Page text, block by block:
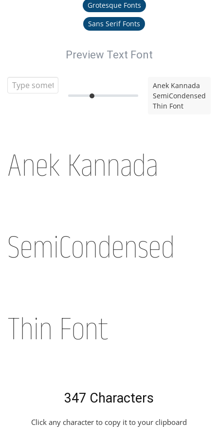
Grotesque Fonts
Sans Serif Fonts
Preview Text Font
Anek Kannada
SemiCondensed
Thin Font
Anek Kannada
SemiCondensed
Thin Font
347 Characters
Click any character to copy it to your clipboard